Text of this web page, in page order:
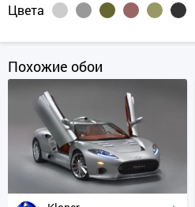
Цвета
Похожие обои